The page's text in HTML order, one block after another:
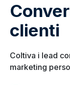
clienti
Coltiva i lead
marketing